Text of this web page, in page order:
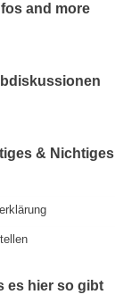
and more
& Nichtiges
es hier so gibt